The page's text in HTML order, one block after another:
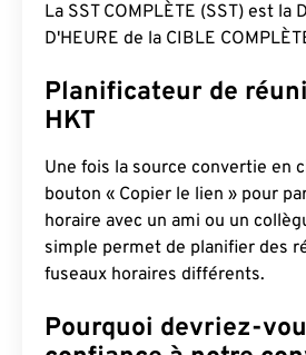
La SST COMPLÈTE (SST) est la
D'HEURE de la CIBLE
Planificateur de
HKT
Une fois la source convertie en
bouton « Copier le lien » pour
horaire avec un ami ou un
simple permet de planifier des
fuseaux horaires différents.
Pourquoi devriez-